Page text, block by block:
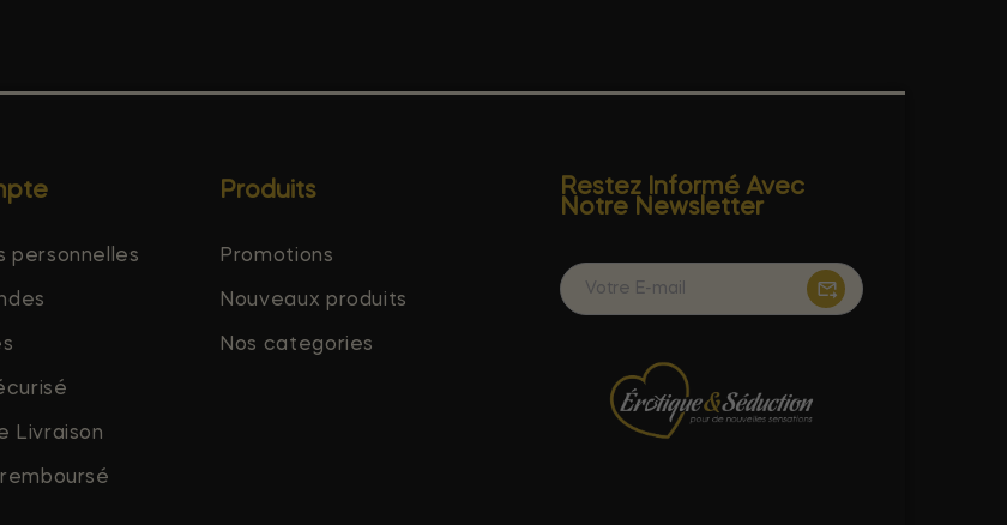
personnelles
Livraison
Produits
Promotions
Nouveaux produits
Nos categories
Restez Informé Avec
Notre Newsletter